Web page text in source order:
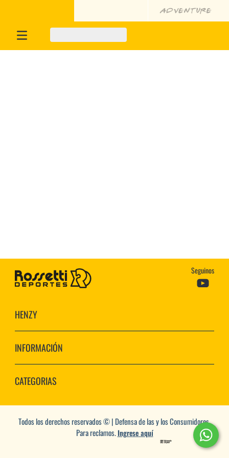
Seguinos
HENZY
INFORMACIÓN
CATEGORIAS
Todos los derechos reservados © | Defensa de las y los Consumidores.
Para reclamos.Ingrese aquí